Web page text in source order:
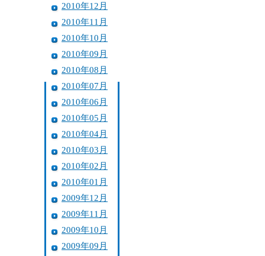
2010年12月
2010年11月
2010年10月
2010年09月
2010年08月
2010年07月
2010年06月
2010年05月
2010年04月
2010年03月
2010年02月
2010年01月
2009年12月
2009年11月
2009年10月
2009年09月